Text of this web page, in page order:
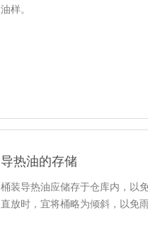
油样。
导热油的存储
桶装导热油应储存于仓库内，以
直放时，宜将桶略为倾斜，以免